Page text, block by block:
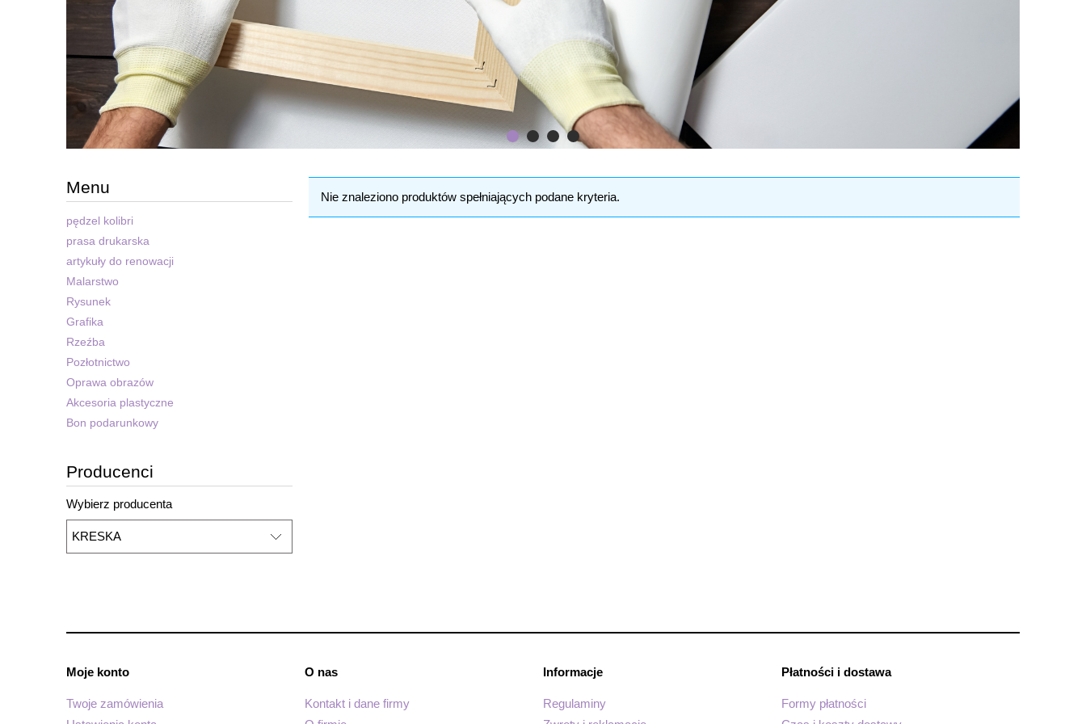
Menu
pędzel kolibri
prasa drukarska
artykuły do renowacji
Malarstwo
Rysunek
Grafika
Rzeźba
Pozłotnictwo
Oprawa obrazów
Akcesoria plastyczne
Bon podarunkowy
Producenci
Wybierz producenta
Nie znaleziono produktów spełniających podane kryteria.
Moje konto
Twoje zamówienia
O nas
Kontakt i dane firmy
Informacje
Regulaminy
Płatności i dostawa
Formy płatności